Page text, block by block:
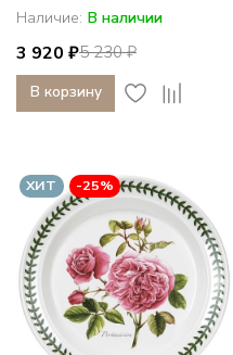
Наличие: В наличии
5 230 ₽
3 920 ₽
В корзину
ХИТ -25%